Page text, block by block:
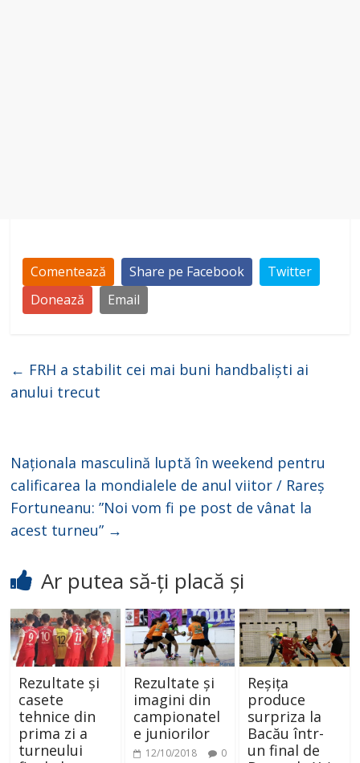
Comentează Share pe Facebook
Twitter
Donează
Email
← FRH a stabilit cei mai buni handbaliști ai
anului trecut
Naționala masculină luptă în weekend pentru
calificarea la mondialele de anul viitor / Rareș
Fortuneanu: ”Noi vom fi pe post de vânat la
acest turneu” →
Ar putea să-ți placă și
Rezultate și
casete
tehnice din
prima zi a
turneului
Rezultate și
imagini din
campionatel
e juniorilor
12/10/2018 0
Reșița
produce
surpriza la
Bacău într-
un final de